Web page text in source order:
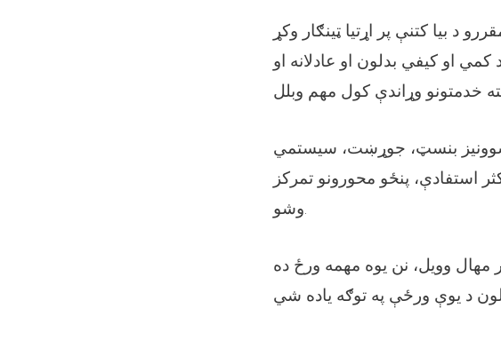
د بیا کتنې پر اړتیا ټینګار وکړ
کمي او کیفي بدلون او عادلانه او
بنسټ، جوړښت، سیستمي
استفادې، پنځو محورونو تمرکز
مهال وویل، نن یوه مهمه ورځ ده